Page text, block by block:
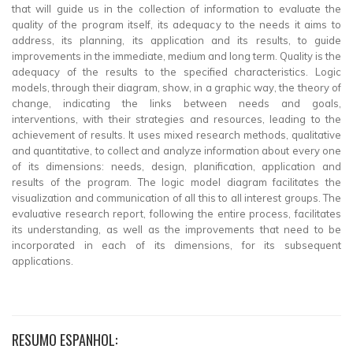
that will guide us in the collection of information to evaluate the
quality of the program itself, its adequacy to the needs it aims to
address, its planning, its application and its results, to guide
improvements in the immediate, medium and long term. Quality is the
adequacy of the results to the specified characteristics. Logic
models, through their diagram, show, in a graphic way, the theory of
change, indicating the links between needs and goals,
interventions, with their strategies and resources, leading to the
achievement of results. It uses mixed research methods, qualitative
and quantitative, to collect and analyze information about every one
of its dimensions: needs, design, planification, application and
results of the program. The logic model diagram facilitates the
visualization and communication of all this to all interest groups. The
evaluative research report, following the entire process, facilitates
its understanding, as well as the improvements that need to be
incorporated in each of its dimensions, for its subsequent
applications.
RESUMO ESPANHOL: